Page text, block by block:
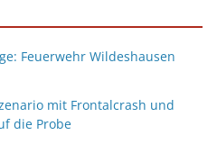
Feuerwehr Wildeshausen
mit Frontalcrash und
die Probe